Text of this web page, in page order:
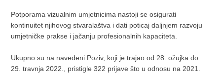
Potporama vizualnim umjetnicima nastoji se osigurati
kontinuitet njihovog stvaralaštva i dati poticaj daljnjem razvoju
umjetničke prakse i jačanju profesionalnih kapaciteta.
Ukupno su na navedeni Poziv, koji je trajao od 28. ožujka do
29. travnja 2022., pristigle 322 prijave što u odnosu na 2021.